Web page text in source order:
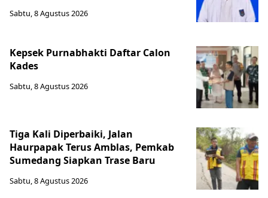
Sabtu, 8 Agustus 2026
Kepsek Purnabhakti Daftar Calon
Kades
Sabtu, 8 Agustus 2026
Tiga Kali Diperbaiki, Jalan
Haurpapak Terus Amblas, Pemkab
Sumedang Siapkan Trase Baru
Sabtu, 8 Agustus 2026